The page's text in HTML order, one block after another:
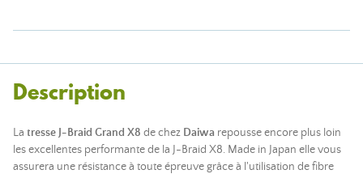
Description
La tresse J-Braid Grand X8 de chez Daiwa repousse encore plus loin
les excellentes performante de la J-Braid X8. Made in Japan elle vous
assurera une résistance à toute épreuve grâce à l'utilisation de fibre